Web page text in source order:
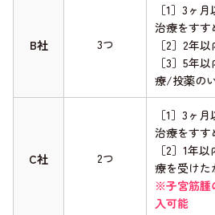
B社 3つ
［1］3ヶ
治療をすす
［2］2年
［3］5年
療/投薬の
C社 2つ
［1］3ヶ
治療をすす
［2］1年
療を受けた
※子宮筋腫
入可能